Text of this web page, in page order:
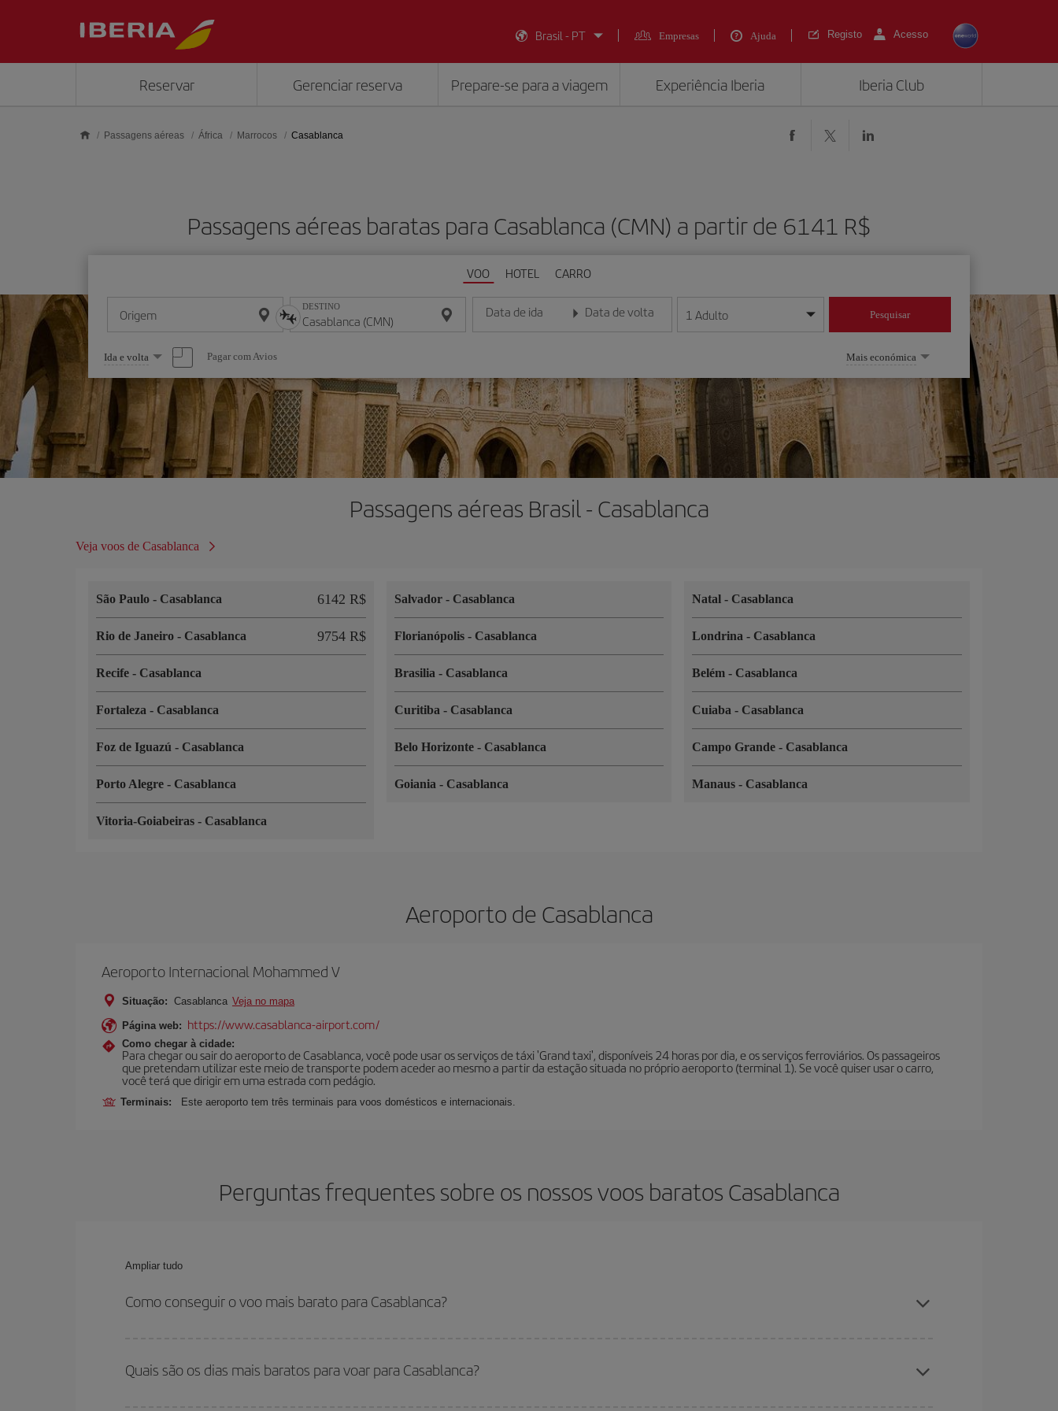
Brasil - PT
Empresas Ajuda Registo Acesso
Reservar Gerenciar reserva Prepare-se para a viagem Experiência Iberia Iberia Club
Passagens aéreas África Marrocos Casablanca
Passagens aéreas baratas para Casablanca (CMN) a partir de 6141 R$
VOO HOTEL CARRO
Origem DESTINO Data de ida
Insira a data no formato dia/mês/ano
Data de volta
Insira a data no formato dia/mês/ano
1 Adulto Pesquisar
Selecione
uma
opção
Ida e volta Pagar com Avios Mais económica
Passagens aéreas Brasil - Casablanca
Veja voos de Casablanca
São Paulo - Casablanca 6142 R$
Rio de Janeiro - Casablanca 9754 R$
Recife - Casablanca
Fortaleza - Casablanca
Foz de Iguazú - Casablanca
Porto Alegre - Casablanca
Vitoria-Goiabeiras - Casablanca
Salvador - Casablanca
Florianópolis - Casablanca
Brasilia - Casablanca
Curitiba - Casablanca
Belo Horizonte - Casablanca
Goiania - Casablanca
Natal- Casablanca
Londrina- Casablanca
Belém- Casablanca
Cuiaba- Casablanca
Campo Grande- Casablanca
Manaus- Casablanca
Aeroporto de Casablanca
Aeroporto Internacional Mohammed V
Situação: Casablanca Veja no mapa
Página web: https://www.casablanca-airport.com/
Como chegar à cidade:
Para chegar ou sair do aeroporto de Casablanca, você pode usar os serviços de táxi 'Grand taxi', disponíveis 24 horas por dia, e os serviços ferroviários. Os passageiros
que pretendam utilizar este meio de transporte podem aceder ao mesmo a partir da estação situada no próprio aeroporto (terminal 1). Se você quiser usar o carro,
você terá que dirigir em uma estrada com pedágio.
Terminais: Este aeroporto tem três terminais para voos domésticos e internacionais.
Perguntas frequentes sobre os nossos voos baratos Casablanca
Ampliar tudo
Como conseguir o voo mais barato para Casablanca?
horários de sua ida e volta. Além disso, se você ainda não escolheu um destino específico para sua viagem, dê uma olhada em nossas ofertas e deixe-se inspirar: com certeza
você encontrará o voo mais barato.
Quais são os dias mais baratos para voar para Casablanca?